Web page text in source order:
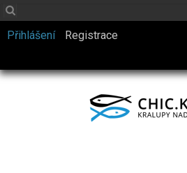
Přihlášení
Registrace